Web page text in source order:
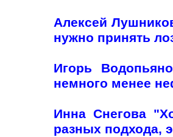
Алексей
нужно принять
Игорь
немного менее
Инна Снегова
разных подхода,